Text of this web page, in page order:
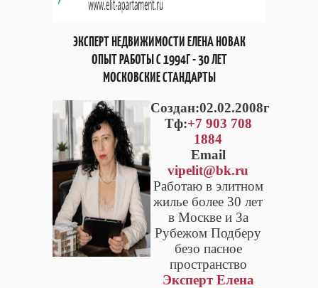
ЭКСПЕРТ НЕДВИЖИМОСТИ ЕЛЕНА НОВАК
ОПЫТ РАБОТЫ С 1994Г - 30 ЛЕТ
МОСКОВСКИЕ СТАНДАРТЫ
Cоздан:02.02.2008г
Тф:+7 903 708
1884
Email
vipelit@bk.ru
Работаю в элитном
жилье более 30 лет
в Москве и За
Рубежом Подберу
безо пасное
пространство
Эксперт Елена